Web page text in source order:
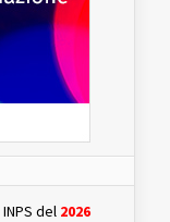
INPS del 2026